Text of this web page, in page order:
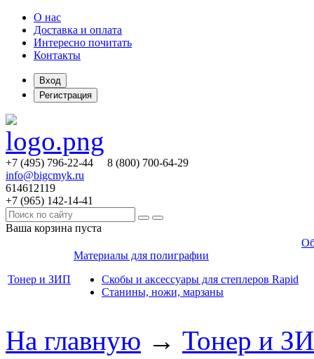
О нас
Доставка и оплата
Интересно почитать
Контакты
Вход
Регистрация
+7 (495) 796-22-44 8 (800) 700-64-29
info@bigcmyk.ru
614612119
+7 (965) 142-14-41
Ваша корзина пуста
Тонер и ЗИП
Материалы для полиграфии
Скобы и аксессуары для степлеров Rapid
Станины, ножи, марзаны
На главную → Тонер и